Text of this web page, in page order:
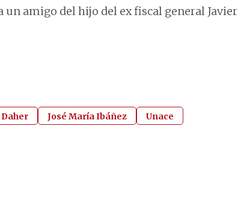
un amigo del hijo del ex fiscal general Javier
José María Ibáñez Unace